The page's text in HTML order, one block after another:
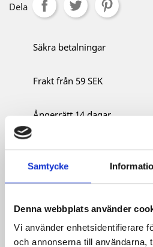
Samtycke
Denna webbplats använder
Vi använder enhetsidentifierare
och annonserna till användarna,
Dela
Säkra betalningar
Frakt från 59 SEK
Ångerrätt 14 dagar
Denna långa, midjiga
bomullstyg. Sidosömmarna
upp till överarmen och har